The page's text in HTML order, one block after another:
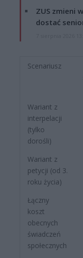
ZUS zmieni
dostać
Scenariusz
Wariant z
interpelacji
(tylko
dorośli)
Wariant z
petycji (od 3.
roku życia)
Łączny
koszt
obecnych
świadczeń
społecznych